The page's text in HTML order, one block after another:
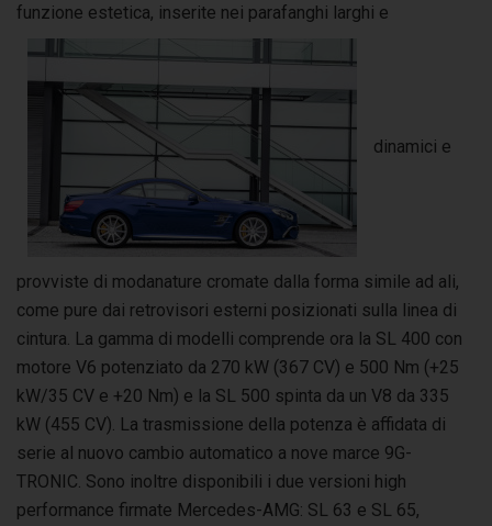
funzione estetica, inserite nei parafanghi larghi e
dinamici e
provviste di modanature cromate dalla forma simile ad ali,
come pure dai retrovisori esterni posizionati sulla linea di
cintura. La gamma di modelli comprende ora la SL 400 con
motore V6 potenziato da 270 kW (367 CV) e 500 Nm (+25
kW/35 CV e +20 Nm) e la SL 500 spinta da un V8 da 335
kW (455 CV). La trasmissione della potenza è affidata di
serie al nuovo cambio automatico a nove marce 9G-
TRONIC. Sono inoltre disponibili i due versioni high
performance firmate Mercedes-AMG: SL 63 e SL 65,